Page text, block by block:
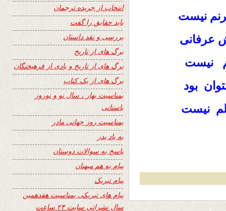
نیست
عرفانی
نیست
بود
نیست
انتخاب از جریده ترجمان
باید حقایق را گفت
بررسی و نقد داستان
برگ های از تاریخ
برگ های از تاریخ و یادی از فرهیختگان
برگ های از یک کتاب
بمناسبت بهار ، سال نو و نوروز
باستانی
بمناسبت روز جهانی مادر
به یاد پدر
پاسخ به سوالات دوستان
پیام به هم میهنان
پیام تبریک
پیام های تبریکی بمناسبت هفدهمین
سال نشراتی سایت ۲۴ ساعت